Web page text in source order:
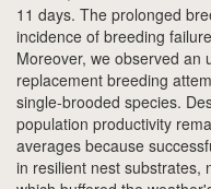
11 days. The prolonged
incidence of breeding
Moreover, we observed an
replacement breeding
single-brooded species.
population productivity
averages because
in resilient nest substrates,